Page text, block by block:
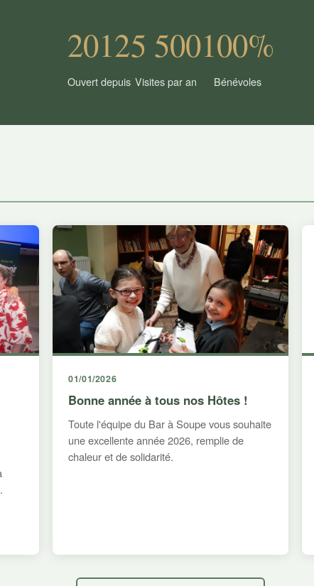
2012
Ouvert depuis
5 500
Visites par an
100%
Bénévoles
01/01/2026
Bonne année à tous nos Hôtes !
Toute l'équipe du Bar à Soupe vous souhaite
une excellente année 2026, remplie de
chaleur et de solidarité.